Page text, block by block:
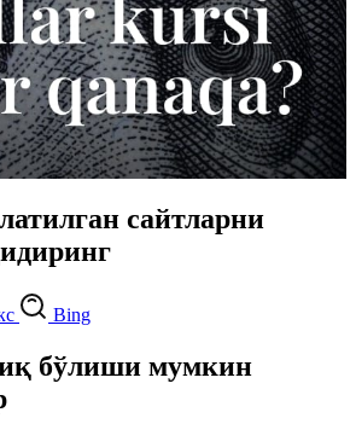
сайтларни
Bing
бўлиши мумкин